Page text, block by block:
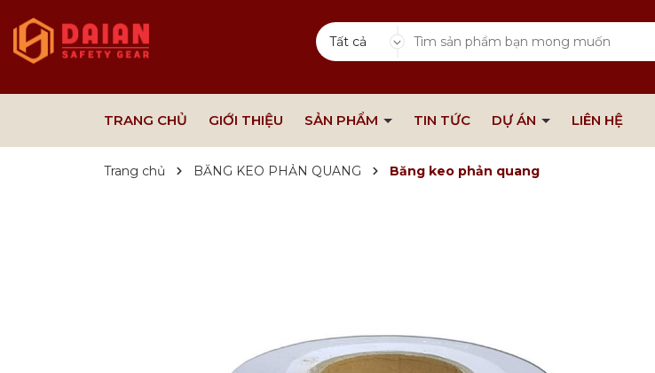
Tất cả
TRANG CHỦ GIỚI THIỆU SẢN PHẨM TIN TỨC DỰ ÁN LIÊN HỆ
Trang chủ BĂNG KEO PHẢN QUANG Băng keo phản quang